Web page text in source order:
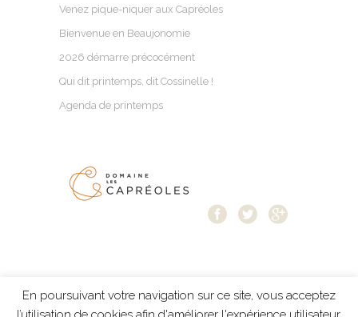
Venez pique-niquer aux Capréoles
Bienvenue en Beaujonomie
2026 démarre précocément
Qui dit printemps, dit Cossinelle !
Agenda de printemps
En poursuivant votre navigation sur ce site, vous acceptez